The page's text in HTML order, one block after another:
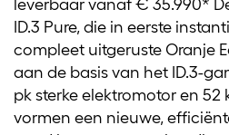
ID.3 Pure, die in eerste
compleet uitgeruste Oranje
aan de basis van het ID.3-
pk sterke elektromotor en
vormen een nieuwe,